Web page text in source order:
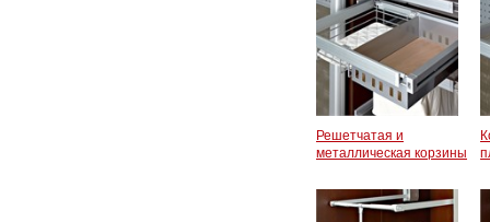
Решетчатая и
металлическая корзины